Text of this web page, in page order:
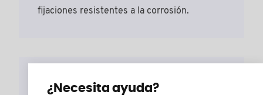
fijaciones resistentes a la corrosión.
Tornillos de polietileno (PE)
¿Necesita ayuda?